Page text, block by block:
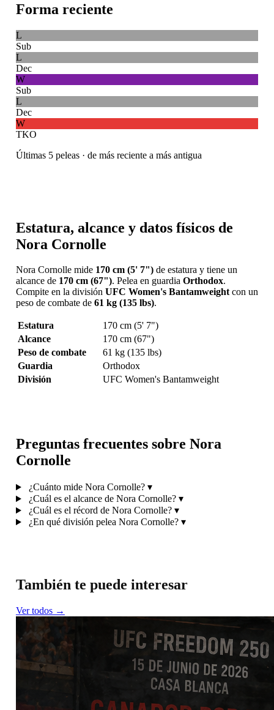
Forma reciente
L
Sub
L
Dec
W
Sub
L
Dec
W
TKO
Últimas 5 peleas · de más reciente a más antigua
Estatura, alcance y datos físicos de
Nora Cornolle
Nora Cornolle mide 170 cm (5' 7")de estatura y tiene un
alcance de 170 cm (67"). Pelea en guardia Orthodox.
Compite en la división UFC Women's Bantamweightcon un
peso de combate de 61 kg (135 lbs).
Estatura
170 cm (5' 7")
Alcance
170 cm (67")
Peso de combate
61 kg (135 lbs)
Guardia
Orthodox
División
UFC Women's Bantamweight
Preguntas frecuentes sobre Nora
Cornolle
¿Cuánto mide Nora Cornolle? ▾
¿Cuál es el alcance de Nora Cornolle? ▾
¿Cuál es el récord de Nora Cornolle? ▾
¿En qué división pelea Nora Cornolle? ▾
También te puede interesar
Ver todos →